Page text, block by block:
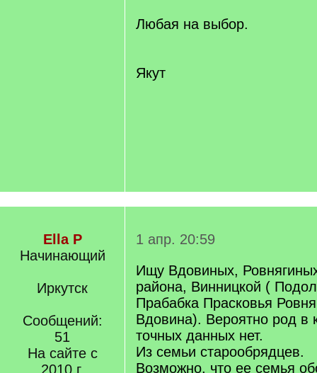
Любая на выбор.
Якут
Ella P
Начинающий
Иркутск
Сообщений:
51
На сайте с
2010 г.
1 апр. 20:59
Ищу Вдовиных,
района, Винницкой (
Прабабка Прасковья
Вдовина). Вероятно род в
точных данных нет.
Из семьи старообрядцев.
Возможно, что ее семья